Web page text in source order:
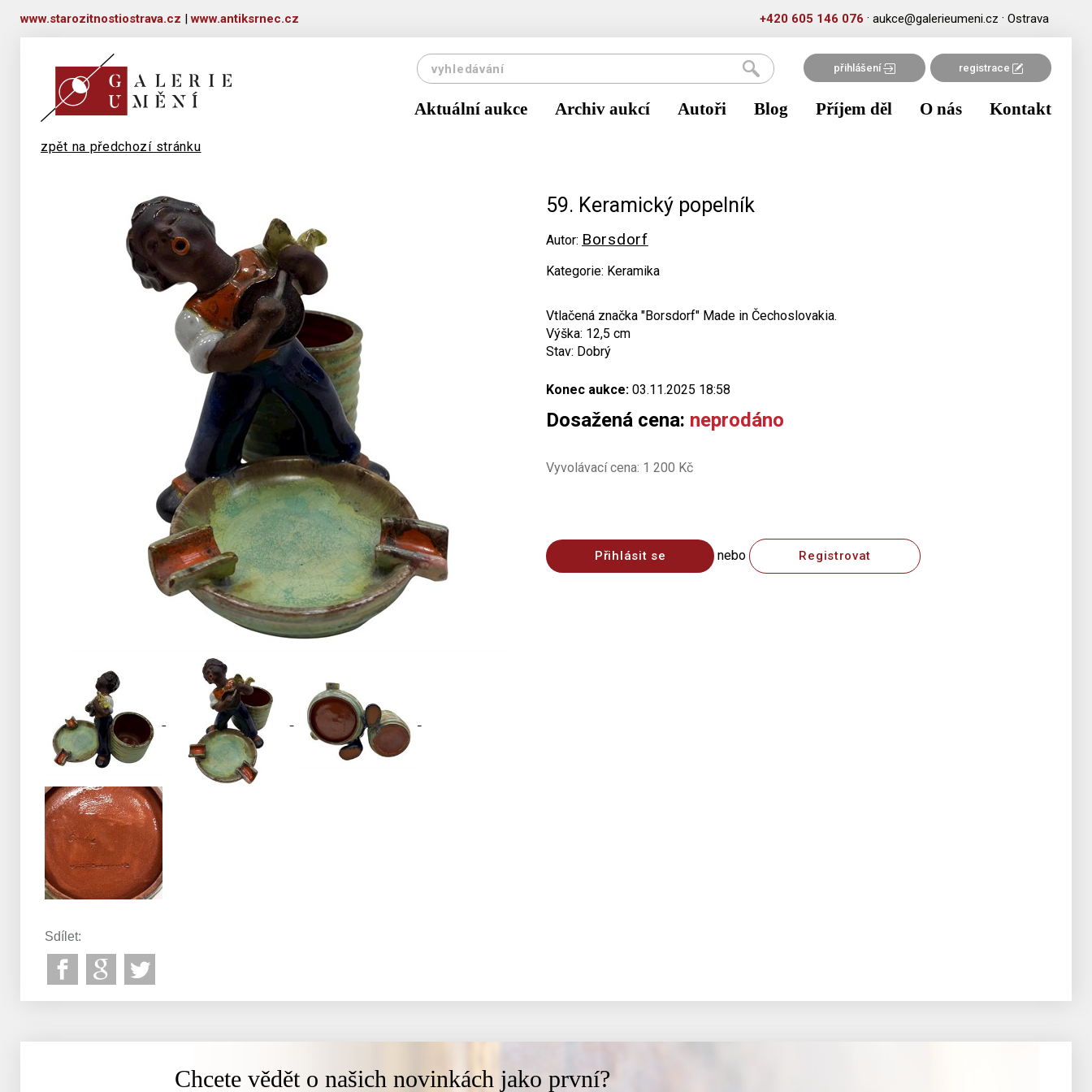
www.starozitnostiostrava.cz |www.antiksrnec.cz +420 605 146 076 · aukce@galerieumeni.cz · Ostrava
přihlášení registrace
Aktuální aukce Archiv aukcí Autoři Blog Příjem děl O nás Kontakt
zpět na předchozí stránku
59. Keramický popelník
Autor: Borsdorf
Kategorie: Keramika
Vtlačená značka "Borsdorf" Made in Čechoslovakia.
Výška: 12,5 cm
Stav: Dobrý
Konec aukce: 03.11.2025 18:58
Dosažená cena: neprodáno
Vyvolávací cena: 1 200 Kč
Přihlásit se nebo Registrovat
Sdílet:
Chcete vědět o našich novinkách jako první?